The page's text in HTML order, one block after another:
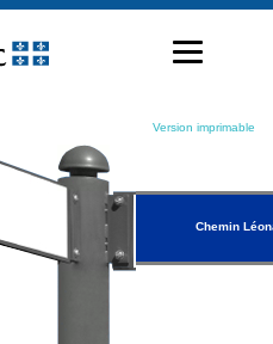
Version imprimable
Chemin